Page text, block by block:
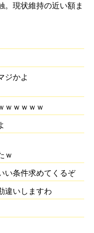
。現状維持の近い額ま
ジかよ
ｗｗｗｗｗ
ｗ
い条件求めてくるぞ
違いしますわ